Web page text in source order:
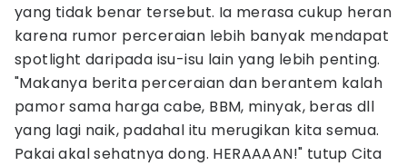
yang tidak benar tersebut. Ia merasa cukup heran
karena rumor perceraian lebih banyak mendapat
spotlight daripada isu-isu lain yang lebih penting.
"Makanya berita perceraian dan berantem kalah
pamor sama harga cabe, BBM, minyak, beras dll
yang lagi naik, padahal itu merugikan kita semua.
Pakai akal sehatnya dong. HERAAAAN!" tutup Cita